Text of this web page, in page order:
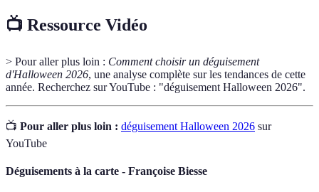
📺 Ressource Vidéo
> Pour aller plus loin : Comment choisir un déguisement
d'Halloween 2026, une analyse complète sur les tendances de cette
année. Recherchez sur YouTube : "déguisement Halloween 2026".
📺 Pour aller plus loin : déguisement Halloween 2026 sur
YouTube
Déguisements à la carte - Françoise Biesse